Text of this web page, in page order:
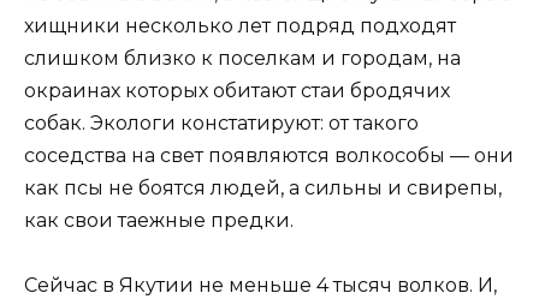
хищники несколько лет подряд подходят
слишком близко к поселкам и городам, на
окраинах которых обитают стаи бродячих
собак. Экологи констатируют: от такого
соседства на свет появляются волкособы — они
как псы не боятся людей, а сильны и свирепы,
как свои таежные предки.
Сейчас в Якутии не меньше 4 тысяч волков. И,